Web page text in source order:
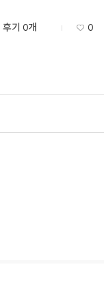
후기 0개 0